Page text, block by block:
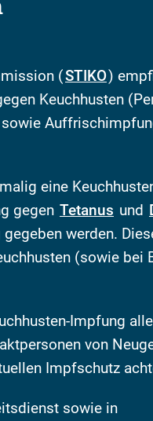
(STIKO)
Keuchhusten
sowie
eine
gegen Tetanus und
werden.
(sowie bei
Impfung
von
Impfschutz
sowie in